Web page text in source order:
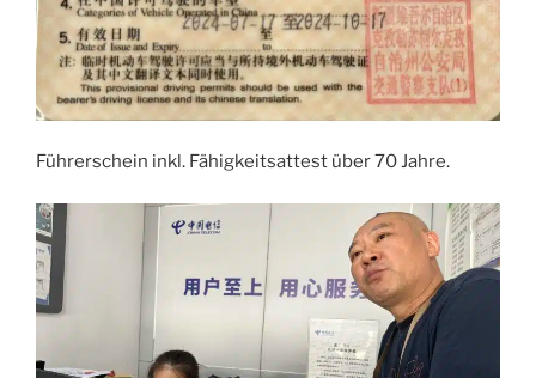
Führerschein inkl. Fähigkeitsattest über 70 Jahre.